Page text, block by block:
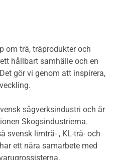
märkning
- generellt
om trä, träprodukter och
hållbart samhälle och en
gör vi genom att inspirera,
sågverksindustri och är
Skogsindustrierna.
svensk limträ- , KL-trä- och
ett nära samarbete med